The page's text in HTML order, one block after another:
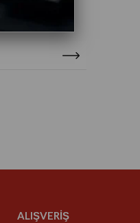
ALIŞVERİŞ